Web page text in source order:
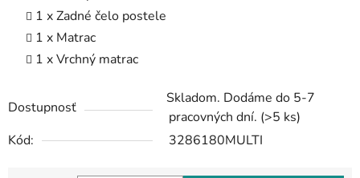
1 x Zadné čelo postele
1 x Matrac
1 x Vrchný matrac
Dostupnosť
Skladom. Dodáme do 5-7
pracovných dní. (>5 ks)
Kód:
3286180MULTI